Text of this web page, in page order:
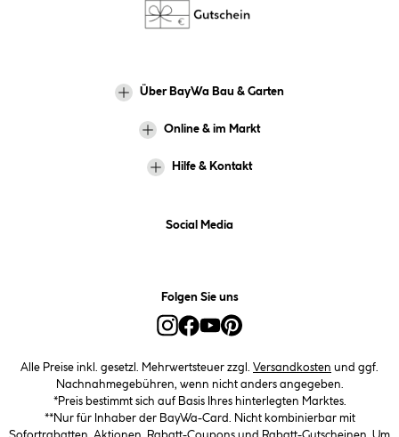
Über BayWa Bau & Garten
Online & im Markt
Hilfe & Kontakt
Social Media
Folgen Sie uns
Alle Preise inkl. gesetzl. Mehrwertsteuer zzgl. Versandkosten und ggf.
Nachnahmegebühren, wenn nicht anders angegeben.
*Preis bestimmt sich auf Basis Ihres hinterlegten Marktes.
**Nur für Inhaber der BayWa-Card. Nicht kombinierbar mit